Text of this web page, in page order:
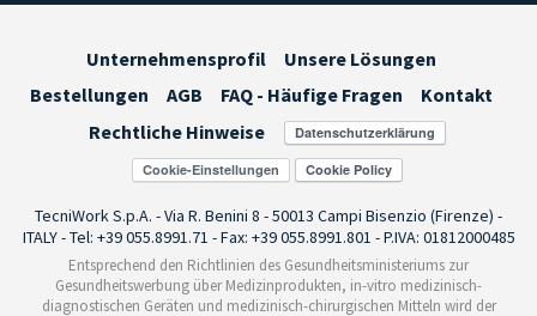
Unternehmensprofil
Unsere Lösungen
Bestellungen
AGB FAQ - Häufige Fragen
Kontakt
Rechtliche Hinweise
Cookie-Einstellungen
TecniWork S.p.A. - Via R. Benini 8 - 50013 Campi Bisenzio (Firenze) -
ITALY - Tel: +39 055.8991.71 - Fax: +39 055.8991.801 - P.IVA: 01812000485
Entsprechend den Richtlinien des Gesundheitsministeriums zur
Gesundheitswerbung über Medizinprodukten, in-vitro medizinisch-
diagnostischen Geräten und medizinisch-chirurgischen Mitteln wird der